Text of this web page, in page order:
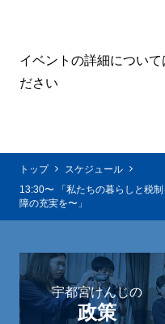
イベントの詳細につい
ださい
トップ
スケジュール
13:30〜 「私たちの暮らしと税
障の充実を〜」
宇都宮けんじの
政策